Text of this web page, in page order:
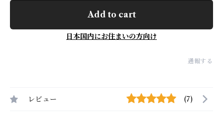
Add to cart
日本国内にお住まいの方向け
通報する
レビュー (7)